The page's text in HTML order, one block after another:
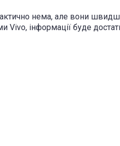
нема, але вони
Vivo, інформації буде